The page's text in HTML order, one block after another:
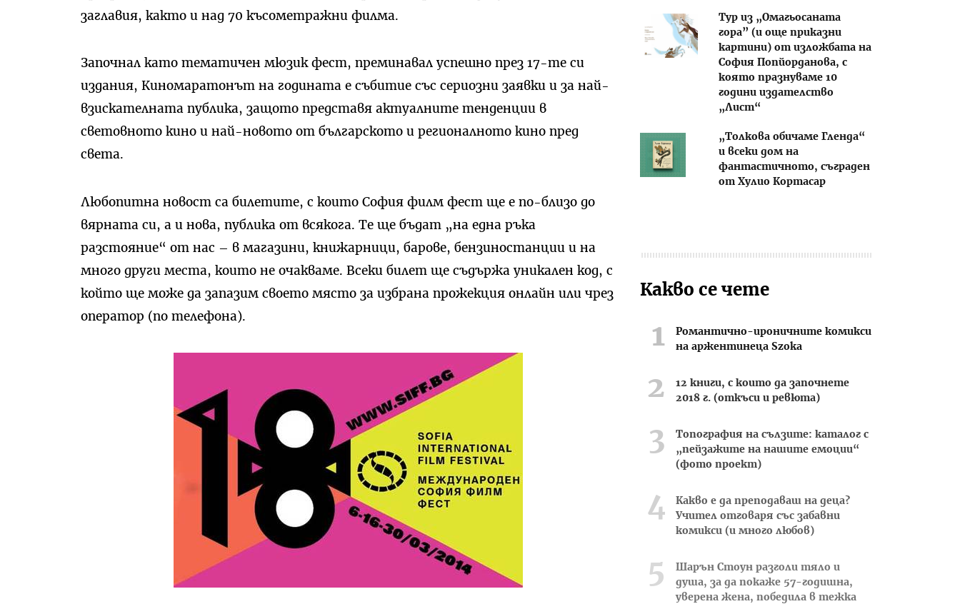
заглавия, както и над 70 късометражни филма.
Започнал като тематичен мюзик фест, преминавал успешно през 17-те си
издания, Киномаратонът на годината е събитие със сериозни заявки и за най-
взискателната публика, защото представя актуалните тенденции в
световното кино и най-новото от българското и регионалното кино пред
света.
Любопитна новост са билетите, с които София филм фест ще е по-близо до
вярната си, а и нова, публика от всякога. Те ще бъдат „на една ръка
разстояние“ от нас – в магазини, книжарници, барове, бензиностанции и на
много други места, които не очакваме. Всеки билет ще съдържа уникален код, с
който ще може да запазим своето място за избрана прожекция онлайн или чрез
оператор (по телефона).
Тур из „Омагьосаната
гора” (и още приказни
картини) от изложбата на
София Попйорданова, с
която празнуваме 10
години издателство
„Лист“
„Толкова обичаме Гленда“
и всеки дом на
фантастичното, съграден
от Хулио Кортасар
Какво се чете
Романтично-ироничните комикси
на аржентинеца Szoka
12 книги, с които да започнете
2018 г. (откъси и ревюта)
Топография на сълзите: каталог с
„пейзажите на нашите емоции“
(фото проект)
Какво е да преподаваш на деца?
Учител отговаря със забавни
комикси (и много любов)
Шарън Стоун разголи тяло и
душа, за да покаже 57-годишна,
уверена жена, победила в тежка